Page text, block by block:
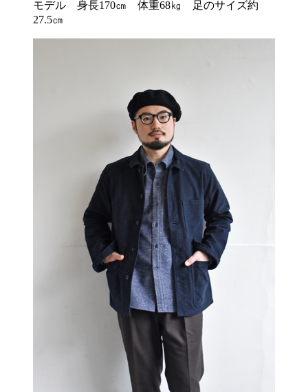
モデル 身長170㎝ 体重68㎏ 足のサイズ約
27.5㎝